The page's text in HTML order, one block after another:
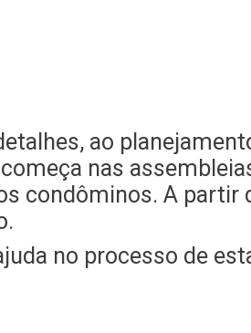
ao
nas
condôminos. A partir
no processo de